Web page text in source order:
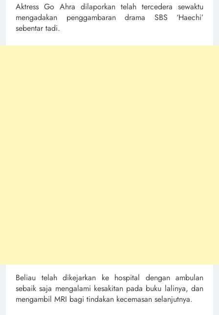
Aktress Go Ahra dilaporkan telah tercedera sewaktu
mengadakan penggambaran drama SBS ‘Haechi’
sebentar tadi.
Beliau telah dikejarkan ke hospital dengan ambulan
sebaik saja mengalami kesakitan pada buku lalinya, dan
mengambil MRI bagi tindakan kecemasan selanjutnya.